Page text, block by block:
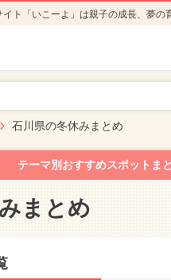
ト「いこーよ」は親子の成長、夢の
石川県の冬休みまとめ
テーマ別おすすめスポットま
まとめ